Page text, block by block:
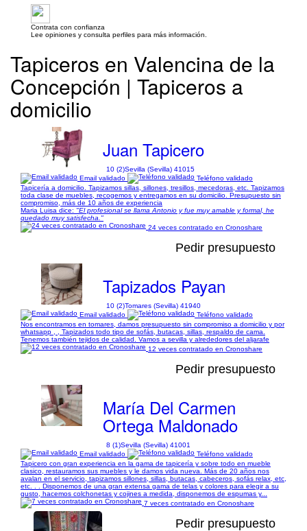
Contrata con confianza
Lee opiniones y consulta perfiles para más información.
Tapiceros en Valencina de la
Concepción | Tapiceros a
domicilio
Juan Tapicero
10 (2)Sevilla (Sevilla) 41015
Email validado
Teléfono validado
Tapicería a domicilio. Tapizamos sillas, sillones, tresillos, mecedoras, etc. Tapizamos
toda clase de muebles, recogemos y entregamos en su domicilio. Presupuesto sin
compromiso, más de 10 años de experiencia
Maria Luisa dice: "El profesional se llama Antonio y fue muy amable y formal, he
quedado muy satisfecha."
24 veces contratado en Cronoshare
Pedir presupuesto
Tapizados Payan
10 (2)Tomares (Sevilla) 41940
Email validado
Teléfono validado
Nos encontramos en tomares, damos presupuesto sin compromiso a domicilio y por
whatsapp , , Tapizados todo tipo de sofás, butacas, sillas, respaldo de cama.
Tenemos también tejidos de calidad. Vamos a sevilla y alrededores del aljarafe
12 veces contratado en Cronoshare
Pedir presupuesto
María Del Carmen
Ortega Maldonado
8 (1)Sevilla (Sevilla) 41001
Email validado
Teléfono validado
Tapicero con gran experiencia en la gama de tapicería y sobre todo en mueble
clasico, restauramos sus muebles y le damos vida nueva. Más de 20 años nos
avalan en el servicio, tapizamos sillones, sillas, butacas, cabeceros, sofás relax, etc,
etc. . . Disponemos de una gran extensa gama de telas y colores para elegir a su
gusto, hacemos colchonetas y cojines a medida, disponemos de espumas y...
7 veces contratado en Cronoshare
Pedir presupuesto